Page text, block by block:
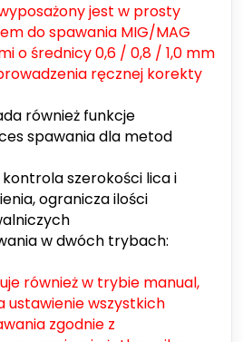
wyposażony jest w prosty
do spawania MIG/MAG
o średnicy 0,6 / 0,8 / 1,0 mm
ręcznej korekty
również funkcje
spawania dla metod
szerokości lica i
ogranicza ilości
w dwóch trybach:
również w trybie manual,
ustawienie wszystkich
zgodnie z